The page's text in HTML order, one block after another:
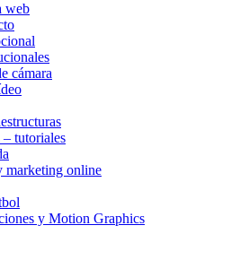
web
cámara
tutoriales
marketing online
y Motion Graphics